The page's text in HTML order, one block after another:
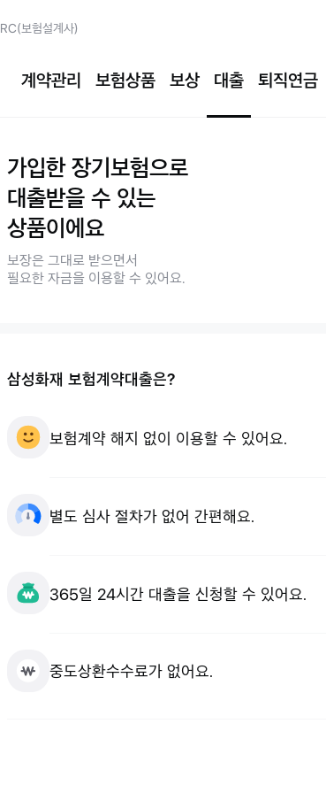
RC(보험설계사)
계약관리 보험상품 보상 대출 퇴직연금
가입한 장기보험으로
대출받을 수 있는
상품이에요
보장은 그대로 받으면서
필요한 자금을 이용할 수 있어요.
삼성화재 보험계약대출은?
보험계약 해지 없이 이용할 수 있어요.
별도 심사 절차가 없어 간편해요.
365일 24시간 대출을 신청할 수 있어요.
중도상환수수료가 없어요.